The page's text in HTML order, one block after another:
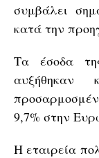
συμβάλει
κατά την
Τα έσοδα
9,7% στην
Η εταιρεία